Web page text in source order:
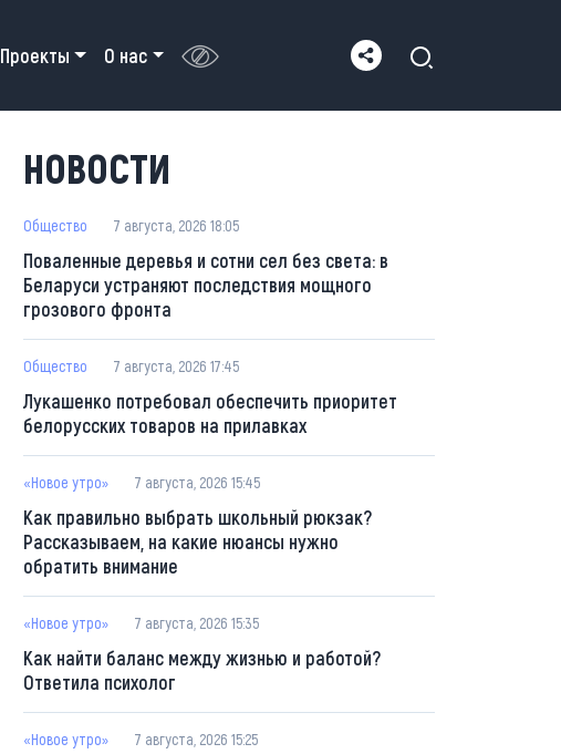
Проекты О нас
НОВОСТИ
Общество 7 августа, 2026 18:05
Поваленные деревья и сотни сел без света: в
Беларуси устраняют последствия мощного
грозового фронта
Общество 7 августа, 2026 17:45
Лукашенко потребовал обеспечить приоритет
белорусских товаров на прилавках
«Новое утро» 7 августа, 2026 15:45
Как правильно выбрать школьный рюкзак?
Рассказываем, на какие нюансы нужно
обратить внимание
«Новое утро» 7 августа, 2026 15:35
Как найти баланс между жизнью и работой?
Ответила психолог
«Новое утро» 7 августа, 2026 15:25